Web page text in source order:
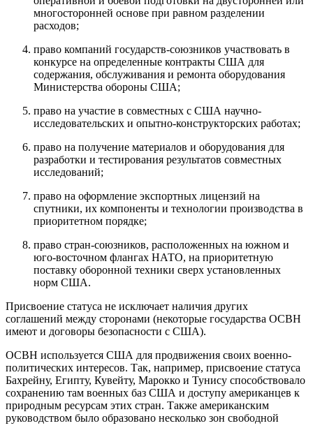
многосторонней основе при равном разделении
расходов;
право компаний государств-союзников участвовать в
конкурсе на определенные контракты США для
содержания, обслуживания и ремонта оборудования
Министерства обороны США;
право на участие в совместных с США научно-
исследовательских и опытно-конструкторских работах;
право на получение материалов и оборудования для
разработки и тестирования результатов совместных
исследований;
право на оформление экспортных лицензий на
спутники, их компоненты и технологии производства в
приоритетном порядке;
право стран-союзников, расположенных на южном и
юго-восточном флангах НАТО, на приоритетную
поставку оборонной техники сверх установленных
норм США.
Присвоение статуса не исключает наличия других
соглашений между сторонами (некоторые государства ОСВН
имеют и договоры безопасности с США).
ОСВН используется США для продвижения своих военно-
политических интересов. Так, например, присвоение статуса
Бахрейну, Египту, Кувейту, Марокко и Тунису способствовало
сохранению там военных баз США и доступу американцев к
природным ресурсам этих стран. Также американским
руководством было образовано несколько зон свободной